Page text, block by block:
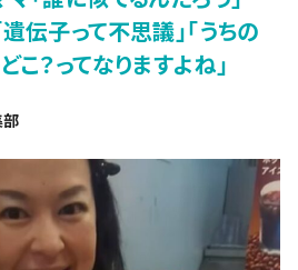
伝子って不思議」「うちの
？ってなりますよね」
部